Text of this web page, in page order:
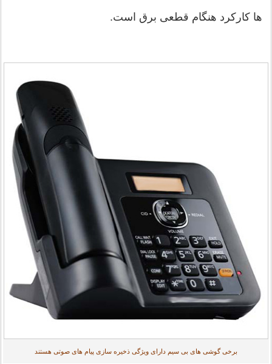
ها کارکرد هنگام قطعی برق است.
برخی گوشی های بی سیم دارای ویژگی ذخیره سازی پیام های صوتی هستند